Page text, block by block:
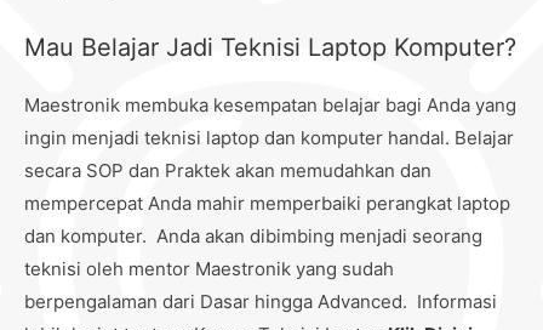
Mau Belajar Jadi Teknisi Laptop Komputer?
Maestronik membuka kesempatan belajar bagi Anda yang
ingin menjadi teknisi laptop dan komputer handal. Belajar
secara SOP dan Praktek akan memudahkan dan
mempercepat Anda mahir memperbaiki perangkat laptop
dan komputer. Anda akan dibimbing menjadi seorang
teknisi oleh mentor Maestronik yang sudah
berpengalaman dari Dasar hingga Advanced. Informasi